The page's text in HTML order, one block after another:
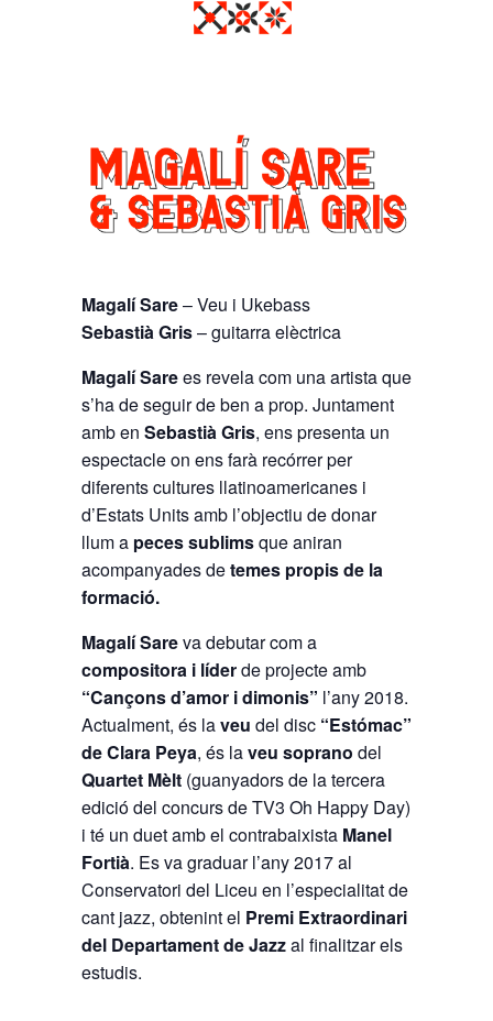
Magalí Sare– Veu i Ukebass
Sebastià Gris– guitarra elèctrica
Magalí Sarees revela com una artista que
s’ha de seguir de ben a prop. Juntament
amb en Sebastià Gris, ens presenta un
espectacle on ens farà recórrer per
diferents cultures llatinoamericanes i
d’Estats Units amb l’objectiu de donar
llum a peces sublimsque aniran
acompanyades detemes propis de la
formació.
Magalí Sareva debutar com a
compositora i líderde projecte amb
“Cançons d’amor i dimonis” l’any 2018.
Actualment, és laveu del disc “Estómac”
de Clara Peya, és laveu soprano del
Quartet Mèlt (guanyadors de la tercera
edició del concurs de TV3 Oh Happy Day)
i té un duet amb el contrabaixista Manel
Fortià. Es va graduar l’any 2017 al
Conservatori del Liceu en l’especialitat de
cant jazz, obtenint el Premi Extraordinari
del Departament de Jazzal finalitzar els
estudis.